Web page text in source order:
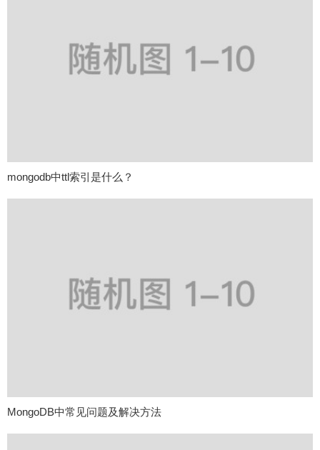
mongodb中ttl索引是什么？
MongoDB中常见问题及解决方法